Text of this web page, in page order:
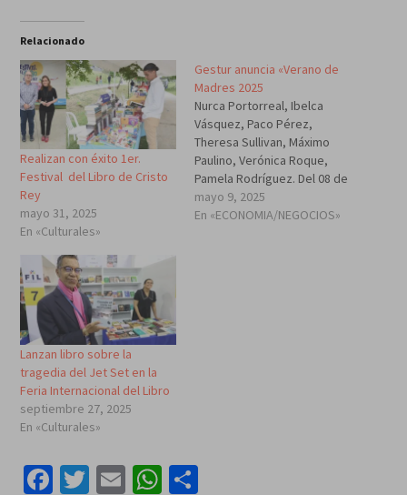
Relacionado
Realizan con éxito 1er.
Festival del Libro de Cristo
Rey
mayo 31, 2025
En «Culturales»
Gestur anuncia «Verano de
Madres 2025
Nurca Portorreal, Ibelca
Vásquez, Paco Pérez,
Theresa Sullivan, Máximo
Paulino, Verónica Roque,
Pamela Rodríguez. Del 08 de
mayo al 08 de junio de 2025
con atractivas ofertas que
mayo 9, 2025
En «ECONOMIA/NEGOCIOS»
Lanzan libro sobre la
tragedia del Jet Set en la
Feria Internacional del Libro
septiembre 27, 2025
En «Culturales»
Facebook
Twitter
EmailWhatsApp
Compartir